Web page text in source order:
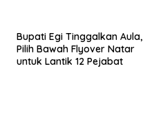
Bupati Egi Tinggalkan Aula,
Pilih Bawah Flyover Natar
untuk Lantik 12 Pejabat